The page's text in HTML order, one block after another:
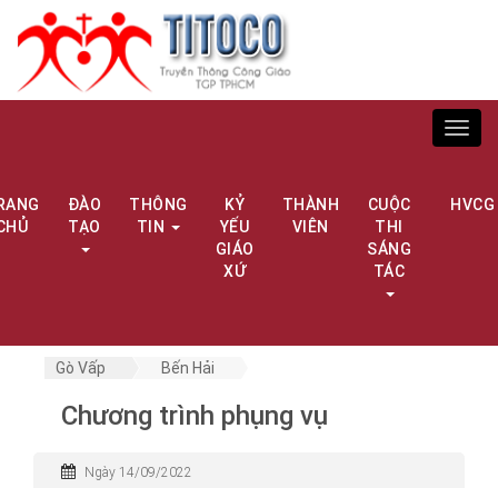
ĐÀO
TẠO
THÔNG
TIN
KỶ
YẾU
GIÁO
XỨ
THÀNH
VIÊN
CUỘC
THI
SÁNG
TÁC
HVCG
Gò Vấp Bến Hải
Chương trình phụng vụ
Ngày 14/09/2022